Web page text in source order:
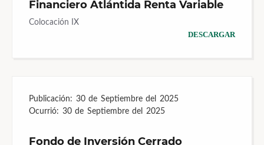
Financiero Atlántida Renta Variable
Colocación IX
DESCARGAR
Publicación: 30 de Septiembre del 2025
Ocurrió: 30 de Septiembre del 2025
Fondo de Inversión Cerrado